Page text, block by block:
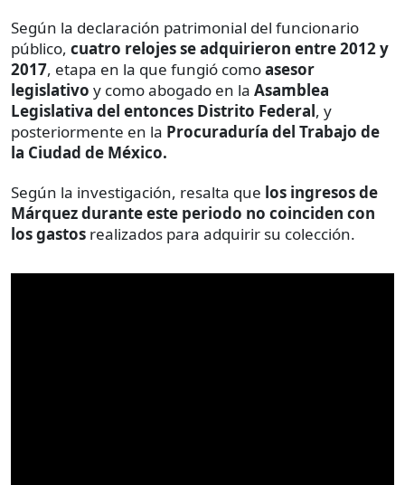
Según la declaración patrimonial del funcionario
público, cuatro relojes se adquirieron entre 2012 y
2017, etapa en la que fungió comoasesor
legislativo y como abogado en la Asamblea
Legislativa del entonces Distrito Federal, y
posteriormente en la Procuraduría del Trabajo de
la Ciudad de México.
Según la investigación, resalta que los ingresos de
Márquez durante este periodo no coinciden con
los gastos realizados para adquirir su colección.